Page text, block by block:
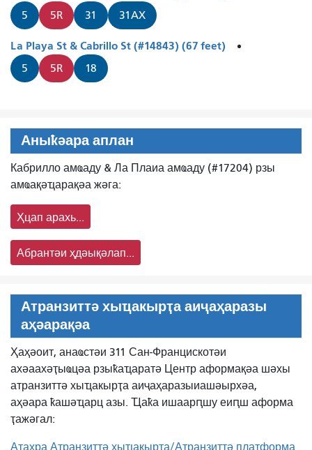
5 5R 31 31AX
La Playa St & Cabrillo St (#14843) (67 feet)
5 5R 18
Аныҟәара аплан
Кабрилло амҩаду & Ла Плаиа амҩаду (#17204) рзы
амҩақәҵарақәа жәга:
Ҳцап арахь...
Абрантәи ҳдәықәлап...
Атранзиттә хыҵакырҭа аиҷаҳаразы
аҳәарақәа
Ҳаҳәоит, анаҩстәи 311 Сан-Францискотәи
ахәаахәҭыҩцәа рзыҟаҵаратә Центр аформақәа шәхы
иашәырхәа,
атранзиттә хыҵакырҭа аиҷаҳаразы
аҳәара ҟашәҵарц азы. Ҵаҟа ишаарԥшу еиԥш аформа
ҭажәгал:
Аҭахра Атранзиттә хыҵакырҭа/Атранзиттә платформа